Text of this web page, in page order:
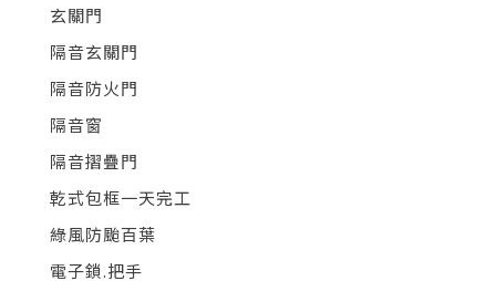
玄關門
隔音玄關門
隔音防火門
隔音窗
隔音摺疊門
乾式包框一天完工
綠風防颱百葉
電子鎖.把手